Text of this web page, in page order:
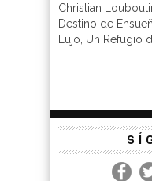
Christian
Destino de
Lujo, Un Refugio